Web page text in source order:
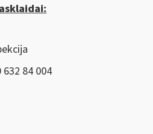
632 84 004